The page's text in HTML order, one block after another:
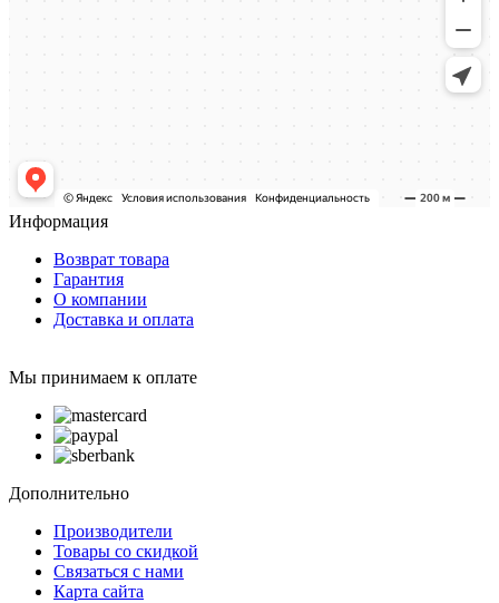
Информация
Возврат товара
Гарантия
О компании
Доставка и оплата
Мы принимаем к оплате
Дополнительно
Производители
Товары со скидкой
Связаться с нами
Карта сайта